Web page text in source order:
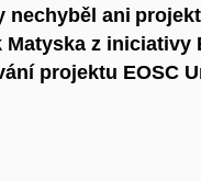
nechyběl ani
z iniciativy
projektu EOSC